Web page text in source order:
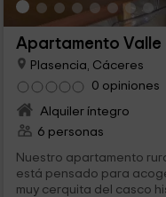
Apartamento Valle
Plasencia, Cáceres
0 opiniones
Alquiler íntegro
6 personas
Nuestro apartamento
está pensado para
muy cerquita del casco